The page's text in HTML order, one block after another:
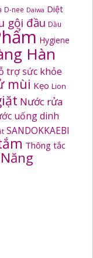
D-nee Daiwa Diệt
gội đầu Dầu
Hygiene
Hàn
trợ sức khỏe
mùi Kẹo Lion
Nước rửa
uống dinh
SANDOKKAEBI
Thông tắc